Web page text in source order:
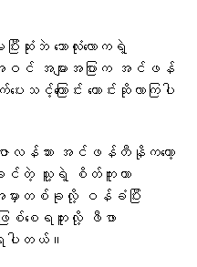
းဘဲ ဘောလုံးလောကရဲ့
အများအပြားက အင်ဖန်
ကြောင်း တောင်းဆိုလာကြပါ
သား အင်ဖန်တီနိုကတော့
ချင်တဲ့ သူ့ရဲ့ စိတ်ကူးဟာ
အမှားတစ်ခုလို့ ဝန်ခံပြီး
ဖြစ်စေရဘူးလို့ ဖီဖာ
သိရပါတယ်။